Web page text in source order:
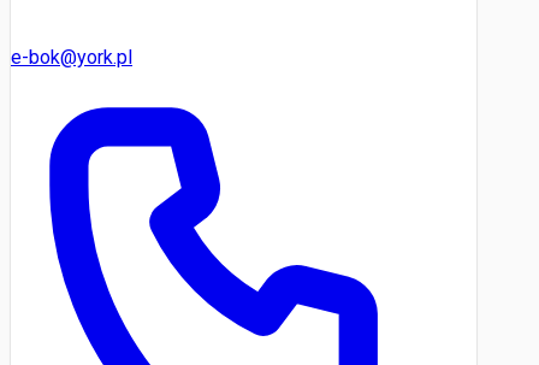
e-bok@york.pl